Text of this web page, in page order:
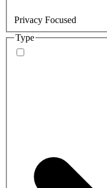
Privacy Focused
Type